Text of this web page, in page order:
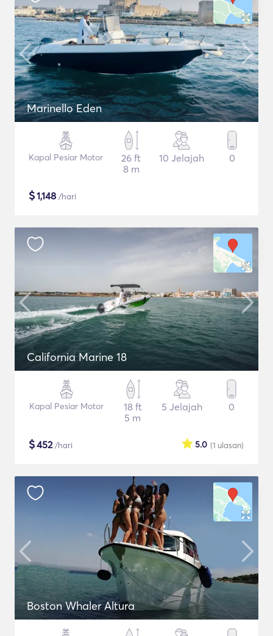
Marinello Eden
Kapal Pesiar Motor
26 ft
8 m
10 Jelajah 0
$1,148 /hari
California Marine 18
Kapal Pesiar Motor
18 ft
5 m
5 Jelajah 0
$452/hari (1 ulasan)
5.0
Boston Whaler Altura